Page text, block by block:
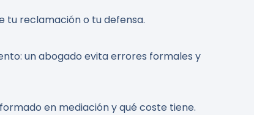
tu reclamación o tu defensa.
un abogado evita errores formales y
en mediación y qué coste tiene.